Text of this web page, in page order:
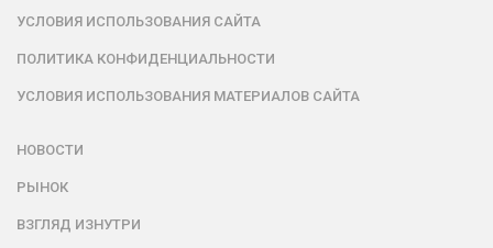
УСЛОВИЯ ИСПОЛЬЗОВАНИЯ САЙТА
ПОЛИТИКА КОНФИДЕНЦИАЛЬНОСТИ
УСЛОВИЯ ИСПОЛЬЗОВАНИЯ МАТЕРИАЛОВ САЙТА
НОВОСТИ
РЫНОК
ВЗГЛЯД ИЗНУТРИ